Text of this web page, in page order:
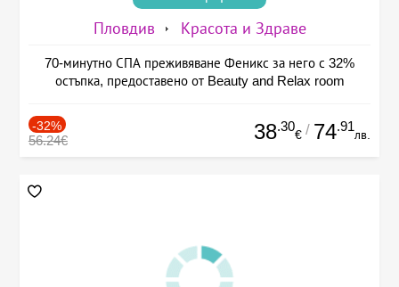
Пловдив Красота и Здраве
70-минутно СПА преживяване Феникс за него с 32%
остъпка, предоставено от Beauty and Relax room
-32%
56.24€ 38.30
€ / 74.91
лв.